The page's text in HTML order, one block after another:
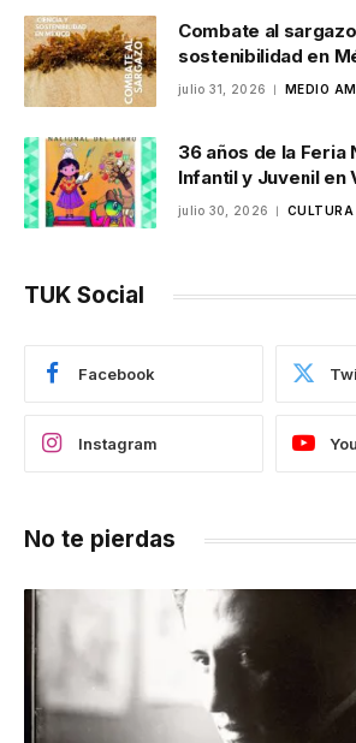
Combate al
sostenibilidad en
julio 31, 2026 MEDIO
36 años de la Feria
Infantil y Juvenil en
julio 30, 2026 CULTURA
TUK Social
Facebook
Instagram
No te pierdas